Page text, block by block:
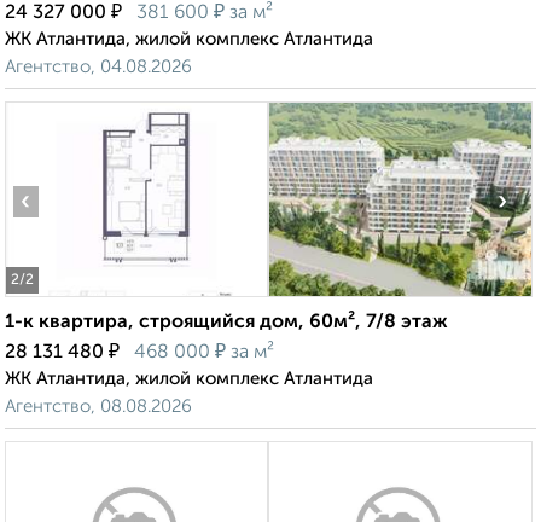
24 327 000 ₽ 381 600 ₽ за м²
ЖК Атлантида, жилой комплекс Атлантида
Агентство, 04.08.2026
2/2
‹ ›
1-к квартира, строящийся дом, 60м², 7/8 этаж
28 131 480 ₽ 468 000 ₽ за м²
ЖК Атлантида, жилой комплекс Атлантида
Агентство, 08.08.2026